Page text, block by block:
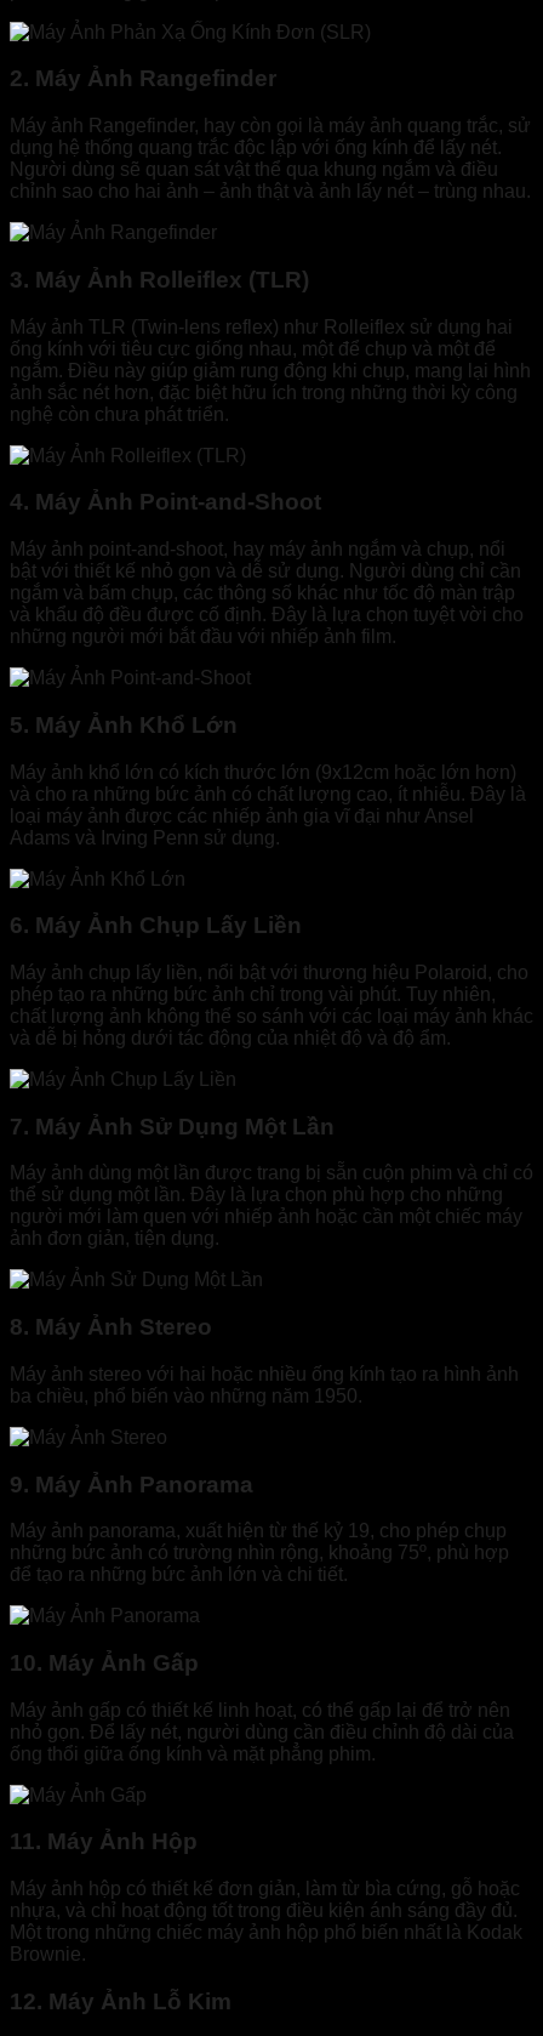
2. Máy Ảnh Rangefinder
Máy ảnh Rangefinder, hay còn gọi là máy ảnh quang trắc, sử
dụng hệ thống quang trắc độc lập với ống kính để lấy nét.
Người dùng sẽ quan sát vật thể qua khung ngắm và điều
chỉnh sao cho hai ảnh – ảnh thật và ảnh lấy nét – trùng nhau.
3. Máy Ảnh Rolleiflex (TLR)
Máy ảnh TLR (Twin-lens reflex) như Rolleiflex sử dụng hai
ống kính với tiêu cực giống nhau, một để chụp và một để
ngắm. Điều này giúp giảm rung động khi chụp, mang lại hình
ảnh sắc nét hơn, đặc biệt hữu ích trong những thời kỳ công
nghệ còn chưa phát triển.
4. Máy Ảnh Point-and-Shoot
Máy ảnh point-and-shoot, hay máy ảnh ngắm và chụp, nổi
bật với thiết kế nhỏ gọn và dễ sử dụng. Người dùng chỉ cần
ngắm và bấm chụp, các thông số khác như tốc độ màn trập
và khẩu độ đều được cố định. Đây là lựa chọn tuyệt vời cho
những người mới bắt đầu với nhiếp ảnh film.
5. Máy Ảnh Khổ Lớn
Máy ảnh khổ lớn có kích thước lớn (9x12cm hoặc lớn hơn)
và cho ra những bức ảnh có chất lượng cao, ít nhiễu. Đây là
loại máy ảnh được các nhiếp ảnh gia vĩ đại như Ansel
Adams và Irving Penn sử dụng.
6. Máy Ảnh Chụp Lấy Liền
Máy ảnh chụp lấy liền, nổi bật với thương hiệu Polaroid, cho
phép tạo ra những bức ảnh chỉ trong vài phút. Tuy nhiên,
chất lượng ảnh không thể so sánh với các loại máy ảnh khác
và dễ bị hỏng dưới tác động của nhiệt độ và độ ẩm.
7. Máy Ảnh Sử Dụng Một Lần
Máy ảnh dùng một lần được trang bị sẵn cuộn phim và chỉ có
thể sử dụng một lần. Đây là lựa chọn phù hợp cho những
người mới làm quen với nhiếp ảnh hoặc cần một chiếc máy
ảnh đơn giản, tiện dụng.
8. Máy Ảnh Stereo
Máy ảnh stereo với hai hoặc nhiều ống kính tạo ra hình ảnh
ba chiều, phổ biến vào những năm 1950.
9. Máy Ảnh Panorama
Máy ảnh panorama, xuất hiện từ thế kỷ 19, cho phép chụp
những bức ảnh có trường nhìn rộng, khoảng 75º, phù hợp
để tạo ra những bức ảnh lớn và chi tiết.
10. Máy Ảnh Gấp
Máy ảnh gấp có thiết kế linh hoạt, có thể gấp lại để trở nên
nhỏ gọn. Để lấy nét, người dùng cần điều chỉnh độ dài của
ống thổi giữa ống kính và mặt phẳng phim.
11. Máy Ảnh Hộp
Máy ảnh hộp có thiết kế đơn giản, làm từ bìa cứng, gỗ hoặc
nhựa, và chỉ hoạt động tốt trong điều kiện ánh sáng đầy đủ.
Một trong những chiếc máy ảnh hộp phổ biến nhất là Kodak
Brownie.
12. Máy Ảnh Lỗ Kim